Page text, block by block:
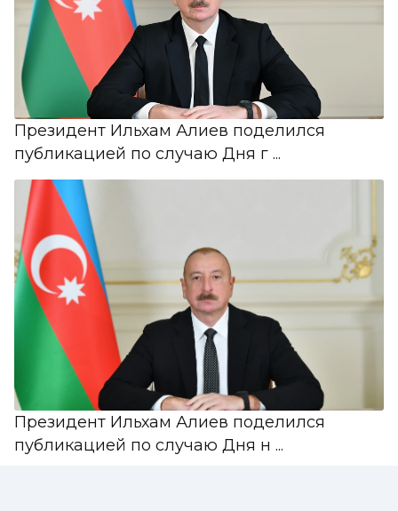
Президент Ильхам Алиев поделился
публикацией по случаю Дня г ...
Президент Ильхам Алиев поделился
публикацией по случаю Дня н ...